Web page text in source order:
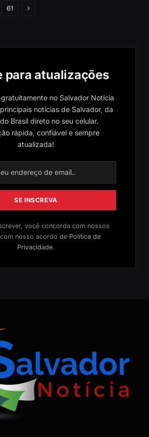
61 Próximo
para atualizações
no Salvador Notícia
notícias de Salvador, da
Brasil direto no seu celular.
rápida, confiável e sempre
atualizada!
você concorda com nossos
nosso acordo de Política de
Privacidade.